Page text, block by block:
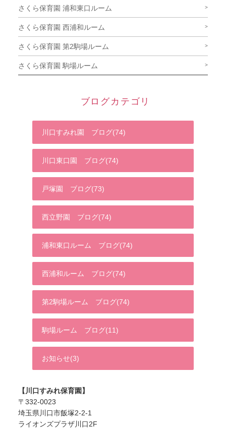
さくら保育園 浦和東口ルーム
さくら保育園 西浦和ルーム
さくら保育園 第2駒場ルーム
さくら保育園 駒場ルーム
ブログカテゴリ
川口すみれ園 ブログ(74)
川口東口園 ブログ(74)
戸塚園 ブログ(73)
西立野園 ブログ(74)
浦和東口ルーム ブログ(74)
西浦和ルーム ブログ(74)
第2駒場ルーム ブログ(74)
駒場ルーム ブログ(11)
お知らせ(3)
【川口すみれ保育園】
〒332-0023
埼玉県川口市飯塚2-2-1
ライオンズプラザ川口2F